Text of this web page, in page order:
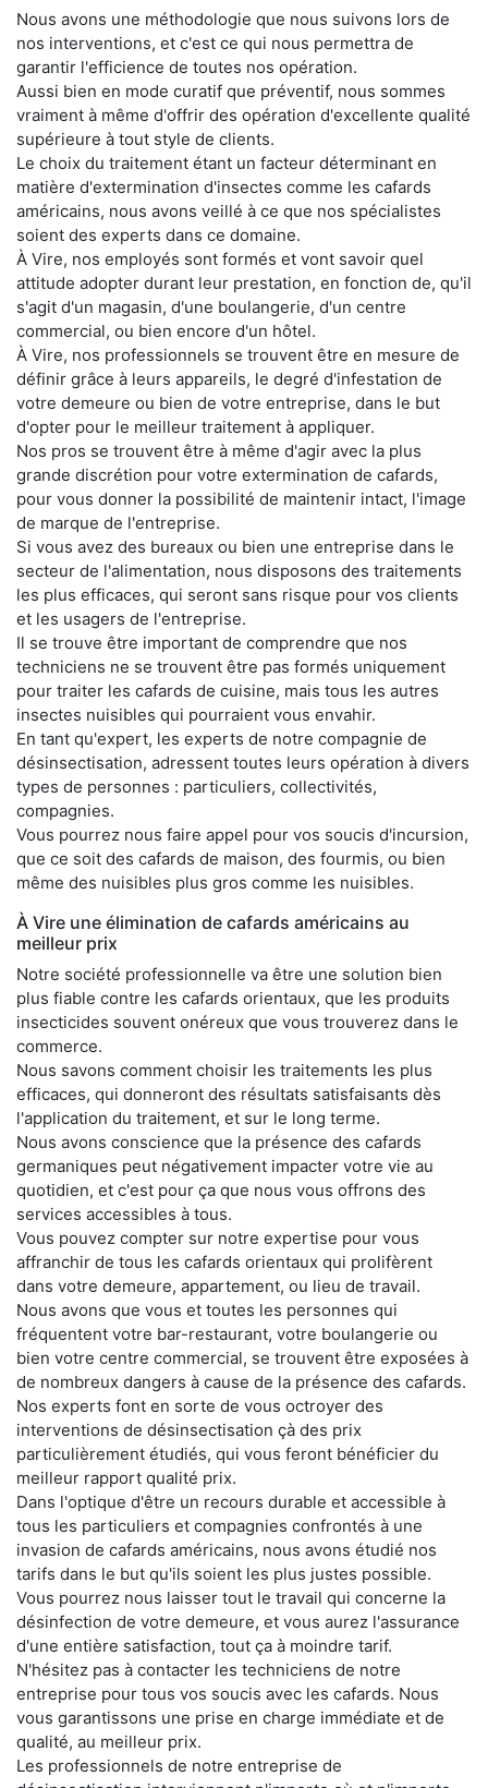
Nous avons une méthodologie que nous suivons lors de
nos interventions, et c'est ce qui nous permettra de
garantir l'efficience de toutes nos opération.
Aussi bien en mode curatif que préventif, nous sommes
vraiment à même d'offrir des opération d'excellente qualité
supérieure à tout style de clients.
Le choix du traitement étant un facteur déterminant en
matière d'extermination d'insectes comme les cafards
américains, nous avons veillé à ce que nos spécialistes
soient des experts dans ce domaine.
À Vire, nos employés sont formés et vont savoir quel
attitude adopter durant leur prestation, en fonction de, qu'il
s'agit d'un magasin, d'une boulangerie, d'un centre
commercial, ou bien encore d'un hôtel.
À Vire, nos professionnels se trouvent être en mesure de
définir grâce à leurs appareils, le degré d'infestation de
votre demeure ou bien de votre entreprise, dans le but
d'opter pour le meilleur traitement à appliquer.
Nos pros se trouvent être à même d'agir avec la plus
grande discrétion pour votre extermination de cafards,
pour vous donner la possibilité de maintenir intact, l'image
de marque de l'entreprise.
Si vous avez des bureaux ou bien une entreprise dans le
secteur de l'alimentation, nous disposons des traitements
les plus efficaces, qui seront sans risque pour vos clients
et les usagers de l'entreprise.
Il se trouve être important de comprendre que nos
techniciens ne se trouvent être pas formés uniquement
pour traiter les cafards de cuisine, mais tous les autres
insectes nuisibles qui pourraient vous envahir.
En tant qu'expert, les experts de notre compagnie de
désinsectisation, adressent toutes leurs opération à divers
types de personnes : particuliers, collectivités,
compagnies.
Vous pourrez nous faire appel pour vos soucis d'incursion,
que ce soit des cafards de maison, des fourmis, ou bien
même des nuisibles plus gros comme les nuisibles.
À Vire une élimination de cafards américains au
meilleur prix
Notre société professionnelle va être une solution bien
plus fiable contre les cafards orientaux, que les produits
insecticides souvent onéreux que vous trouverez dans le
commerce.
Nous savons comment choisir les traitements les plus
efficaces, qui donneront des résultats satisfaisants dès
l'application du traitement, et sur le long terme.
Nous avons conscience que la présence des cafards
germaniques peut négativement impacter votre vie au
quotidien, et c'est pour ça que nous vous offrons des
services accessibles à tous.
Vous pouvez compter sur notre expertise pour vous
affranchir de tous les cafards orientaux qui prolifèrent
dans votre demeure, appartement, ou lieu de travail.
Nous avons que vous et toutes les personnes qui
fréquentent votre bar-restaurant, votre boulangerie ou
bien votre centre commercial, se trouvent être exposées à
de nombreux dangers à cause de la présence des cafards.
Nos experts font en sorte de vous octroyer des
interventions de désinsectisation çà des prix
particulièrement étudiés, qui vous feront bénéficier du
meilleur rapport qualité prix.
Dans l'optique d'être un recours durable et accessible à
tous les particuliers et compagnies confrontés à une
invasion de cafards américains, nous avons étudié nos
tarifs dans le but qu'ils soient les plus justes possible.
Vous pourrez nous laisser tout le travail qui concerne la
désinfection de votre demeure, et vous aurez l'assurance
d'une entière satisfaction, tout ça à moindre tarif.
N'hésitez pas à contacter les techniciens de notre
entreprise pour tous vos soucis avec les cafards. Nous
vous garantissons une prise en charge immédiate et de
qualité, au meilleur prix.
Les professionnels de notre entreprise de